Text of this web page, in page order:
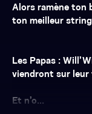
Alors ramène ton
ton meilleur string
Les Papas :
viendront sur leur
Et n’o...